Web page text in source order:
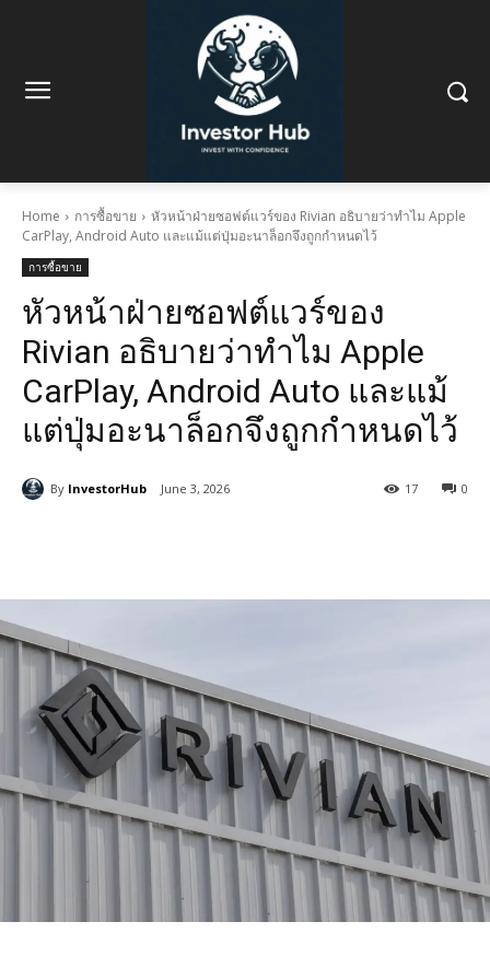
Home การซื้อขาย
หัวหน้าฝ่ายซอฟต์แวร์ของ Rivian อธิบายว่าทำไม Apple
CarPlay, Android Auto และแม้แต่ปุ่มอะนาล็อกจึงถูกกำหนดไว้
การซื้อขาย
หัวหน้าฝ่ายซอฟต์แวร์ของ
Rivian อธิบายว่าทำไม Apple
CarPlay, Android Auto และแม้
แต่ปุ่มอะนาล็อกจึงถูกกำหนดไว้
By InvestorHub June 3, 2026 0
17